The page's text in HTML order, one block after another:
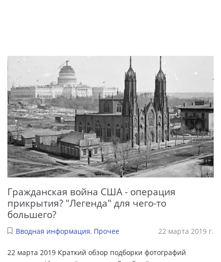
Гражданская война США - операция
прикрытия? "Легенда" для чего-то
большего?
Вводная информация, Прочее 22 марта 2019 г.
22 марта 2019 Краткий обзор подборки фотографий